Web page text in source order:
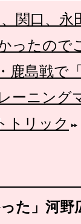
関口、永
ったの
鹿島戦で
ーニング
トリック
た」河野